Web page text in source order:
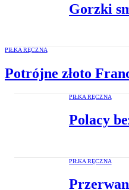
Gorzki
PIŁKA RĘCZNA
Potrójne złoto
PIŁKA RĘCZNA
Polacy
PIŁKA RĘCZNA